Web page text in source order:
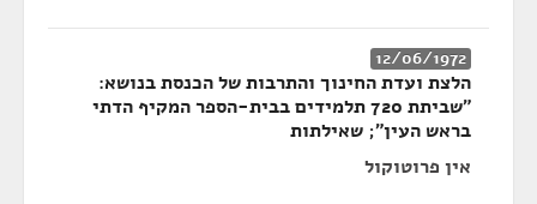
12/06/1972
הלצת ועדת החינוך והתרבות של הכנסת בנושא:
"שביתת 720 תלמידים בבית-הספר המקיף הדתי
בראש העין"; שאילתות
אין פרוטוקול